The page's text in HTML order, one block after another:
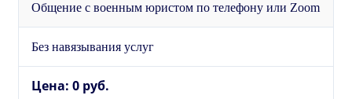
Общение с военным юристом по телефону или Zoom
Без навязывания услуг
Цена: 0 руб.